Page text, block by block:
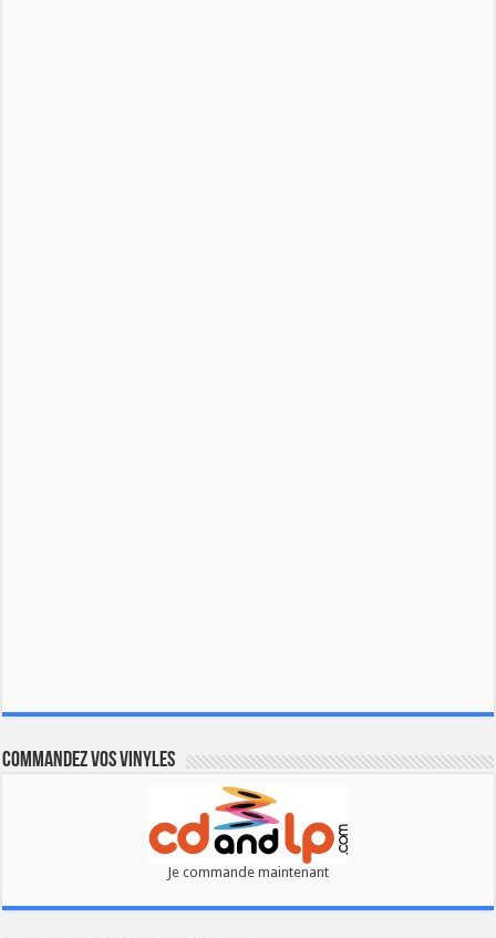
Commandez vos vinyles
Je commande maintenant